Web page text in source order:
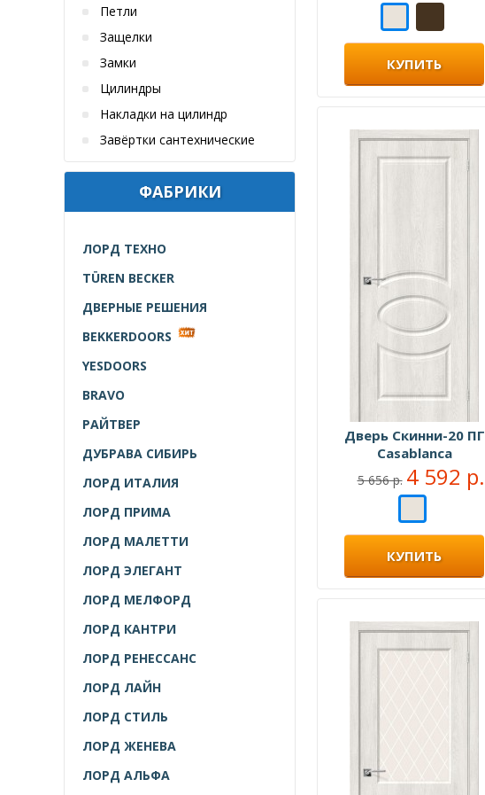
Петли
Защелки
Замки
Цилиндры
Накладки на цилиндр
Завёртки сантехнические
ФАБРИКИ
ЛОРД ТЕХНО
TÜREN BECKER
ДВЕРНЫЕ РЕШЕНИЯ
BEKKERDOORS
YESDOORS
BRAVO
РАЙТВЕР
ДУБРАВА СИБИРЬ
ЛОРД ИТАЛИЯ
ЛОРД ПРИМА
ЛОРД МАЛЕТТИ
ЛОРД ЭЛЕГАНТ
ЛОРД МЕЛФОРД
ЛОРД КАНТРИ
ЛОРД РЕНЕССАНС
ЛОРД ЛАЙН
ЛОРД СТИЛЬ
ЛОРД ЖЕНЕВА
ЛОРД АЛЬФА
КУПИТЬ
Дверь Скинни-20 ПГ
Casablanca
5 656 р. 4 592 р.
КУПИТЬ